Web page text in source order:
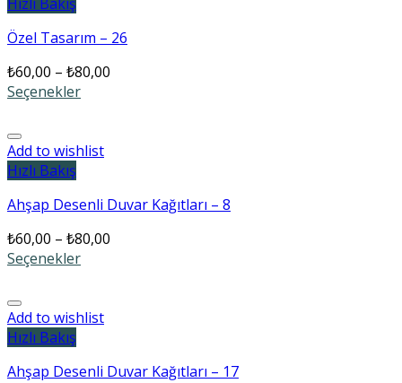
Özel Tasarım – 26
₺60,00 – ₺80,00
Seçenekler
Add to wishlist
Hızlı Bakış
Ahşap Desenli Duvar Kağıtları – 8
₺60,00 – ₺80,00
Seçenekler
Add to wishlist
Hızlı Bakış
Ahşap Desenli Duvar Kağıtları – 17